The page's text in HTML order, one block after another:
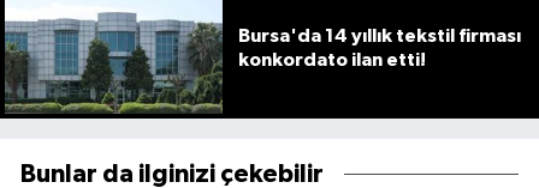
Bursa'da 14 yıllık tekstil firması
konkordato ilan etti!
Bunlar da ilginizi çekebilir